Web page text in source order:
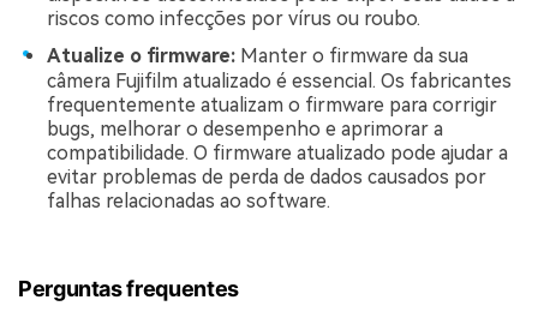
riscos como infecções por vírus ou roubo.
Atualize o firmware: Manter o firmware da sua
câmera Fujifilm atualizado é essencial. Os fabricantes
frequentemente atualizam o firmware para corrigir
bugs, melhorar o desempenho e aprimorar a
compatibilidade. O firmware atualizado pode ajudar a
evitar problemas de perda de dados causados por
falhas relacionadas ao software.
Perguntas frequentes